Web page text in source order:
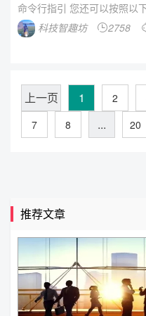
命令行指引 您还可以按照以
科技智趣坊
2758
上一页 1 2
7
8 ... 20
推荐文章